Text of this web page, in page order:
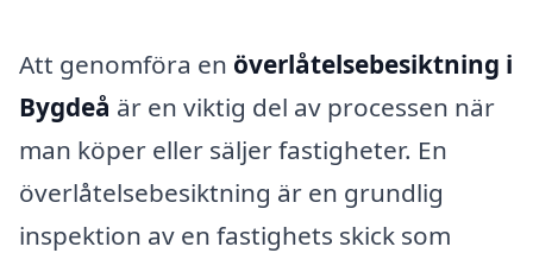
Att genomföra en överlåtelsebesiktning i
Bygdeå är en viktig del av processen när
man köper eller säljer fastigheter. En
överlåtelsebesiktning är en grundlig
inspektion av en fastighets skick som